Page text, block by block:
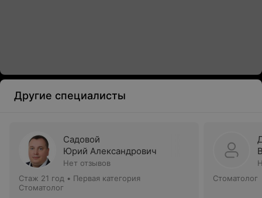
Другие специалисты
Садовой
Юрий Александрович
Нет отзывов
Стаж 21 год • Первая категория
Стоматолог
Стоматолог